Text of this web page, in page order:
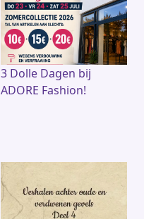
3 Dolle Dagen bij
ADORE Fashion!